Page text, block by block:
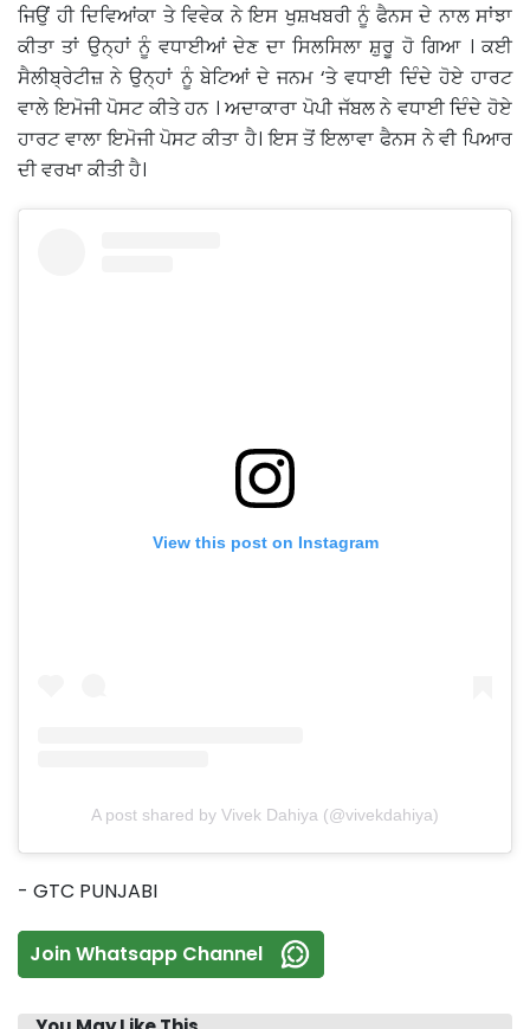
ਜਿਉਂ ਹੀ ਦਿਵਿਆਂਕਾ ਤੇ ਵਿਵੇਕ ਨੇ ਇਸ ਖੁਸ਼ਖਬਰੀ ਨੂੰ ਫੈਨਸ ਦੇ ਨਾਲ ਸਾਂਝਾ
ਕੀਤਾ ਤਾਂ ਉਨ੍ਹਾਂ ਨੂੰ ਵਧਾਈਆਂ ਦੇਣ ਦਾ ਸਿਲਸਿਲਾ ਸ਼ੁਰੂ ਹੋ ਗਿਆ । ਕਈ
ਸੈਲੀਬ੍ਰੇਟੀਜ਼ ਨੇ ਉਨ੍ਹਾਂ ਨੂੰ ਬੇਟਿਆਂ ਦੇ ਜਨਮ ‘ਤੇ ਵਧਾਈ ਦਿੰਦੇ ਹੋਏ ਹਾਰਟ
ਵਾਲੇ ਇਮੋਜੀ ਪੋਸਟ ਕੀਤੇ ਹਨ । ਅਦਾਕਾਰਾ ਪੋਪੀ ਜੱਬਲ ਨੇ ਵਧਾਈ ਦਿੰਦੇ ਹੋਏ
ਹਾਰਟ ਵਾਲਾ ਇਮੋਜੀ ਪੋਸਟ ਕੀਤਾ ਹੈ। ਇਸ ਤੋਂ ਇਲਾਵਾ ਫੈਨਸ ਨੇ ਵੀ ਪਿਆਰ
ਦੀ ਵਰਖਾ ਕੀਤੀ ਹੈ।
View this post on Instagram
A post shared by Vivek Dahiya (@vivekdahiya)
- GTC PUNJABI
Join Whatsapp Channel